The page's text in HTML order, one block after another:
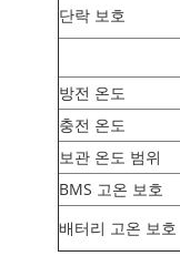
단락 보호
방전 온도
충전 온도
보관 온도 범위
BMS 고온 보호
배터리 고온 보호